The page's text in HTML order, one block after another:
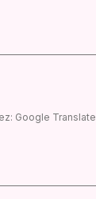
Google Translate